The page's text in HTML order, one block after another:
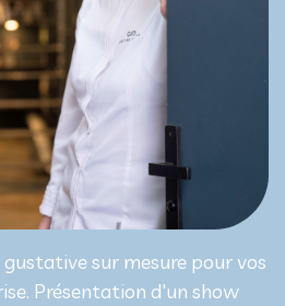
sur mesure pour vos
Présentation d'un show